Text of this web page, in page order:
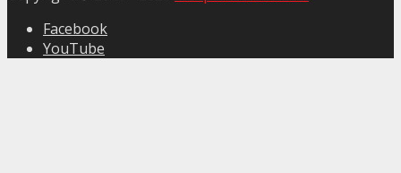
Facebook
YouTube